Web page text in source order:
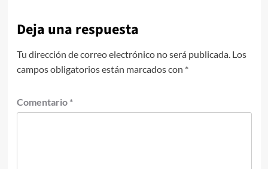
Deja una respuesta
Tu dirección de correo electrónico no será publicada. Los
campos obligatorios están marcados con *
Comentario *